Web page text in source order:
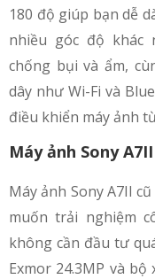
180 độ giúp bạn dễ
nhiều góc độ khác
chống bụi và ẩm,
dây như Wi-Fi và
điều khiển máy ảnh
Máy ảnh Sony
Máy ảnh Sony A7II
muốn trải nghiệm
không cần đầu tư
Exmor 24.3MP và